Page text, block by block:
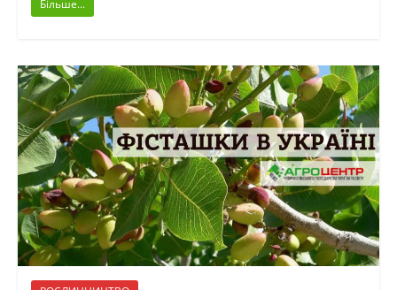
Більше...